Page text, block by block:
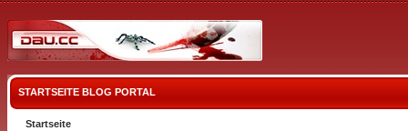
STARTSEITE BLOG PORTAL
Startseite